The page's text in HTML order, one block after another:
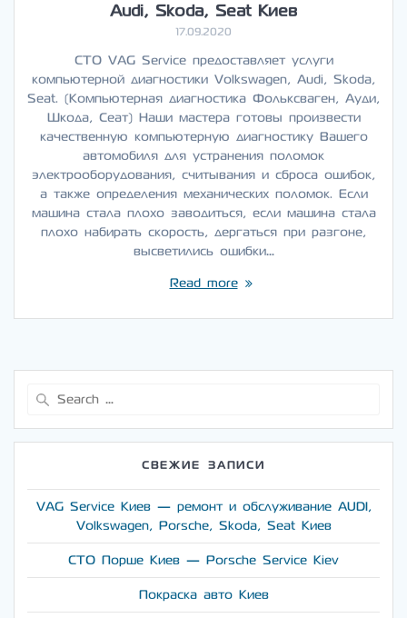
Audi, Skoda, Seat Киев
17.09.2020
СТО VAG Service предоставляет услуги
компьютерной диагностики Volkswagen, Audi, Skoda,
Seat. (Компьютерная диагностика Фольксваген, Ауди,
Шкода, Сеат) Наши мастера готовы произвести
качественную компьютерную диагностику Вашего
автомобиля для устранения поломок
электрооборудования, считывания и сброса ошибок,
а также определения механических поломок. Если
машина стала плохо заводиться, если машина стала
плохо набирать скорость, дергаться при разгоне,
высветились ошибки…
Read more
СВЕЖИЕ ЗАПИСИ
VAG Service Киев — ремонт и обслуживание AUDI,
Volkswagen, Porsche, Skoda, Seat Киев
СТО Порше Киев — Porsche Service Kiev
Покраска авто Киев